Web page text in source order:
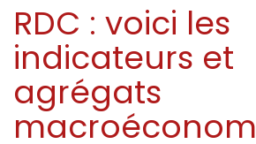
RDC : voici les
indicateurs et
agrégats